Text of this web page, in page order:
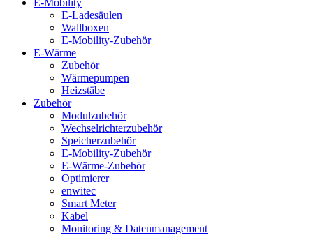
E-Mobility
E-Ladesäulen
Wallboxen
E-Mobility-Zubehör
E-Wärme
Zubehör
Wärmepumpen
Heizstäbe
Zubehör
Modulzubehör
Wechselrichterzubehör
Speicherzubehör
E-Mobility-Zubehör
E-Wärme-Zubehör
Optimierer
enwitec
Smart Meter
Kabel
Monitoring & Datenmanagement